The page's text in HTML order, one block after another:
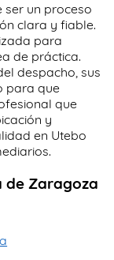
ser un proceso
clara y fiable.
para
de práctica.
despacho, sus
para que
que
y
en Utebo
de Zaragoza